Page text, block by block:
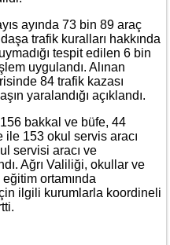
ayında 73 bin 89 araç
trafik kuralları hakkında
tespit edilen 6 bin
uygulandı. Alınan
84 trafik kazası
yaralandığı açıklandı.
bakkal ve büfe, 44
153 okul servis aracı
servisi aracı ve
Ağrı Valiliği, okullar ve
ortamında
ilgili kurumlarla koordineli